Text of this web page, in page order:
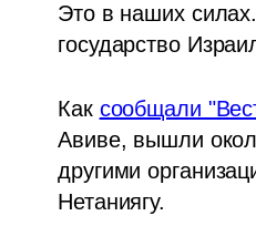
Это в наших
государство
Как сообщали
Авиве, вышли
другими
Нетаниягу.